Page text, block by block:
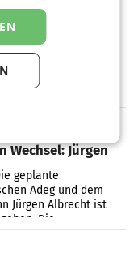
zwei Filialen in
Rahmen einer
in Nieder- und
Wechsel: Jürgen
auf Adeg
geplante
Adeg und dem
Jürgen Albrecht ist
Die
und der